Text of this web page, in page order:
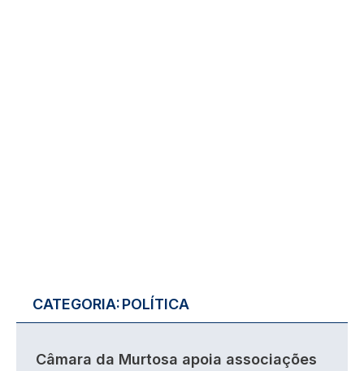
CATEGORIA:POLÍTICA
Câmara da Murtosa apoia associações